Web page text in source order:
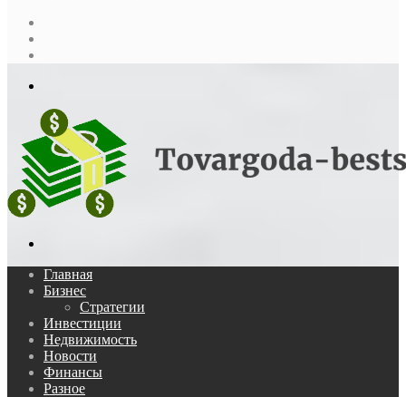
Главная
Бизнес
Стратегии
Инвестиции
Недвижимость
Новости
Финансы
Разное